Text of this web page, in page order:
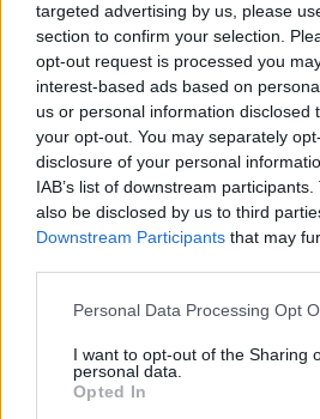
targeted advertising by us, please
section to confirm your selection.
opt-out request is processed you
interest-based ads based on
us or personal information disclosed
your opt-out. You may separately
disclosure of your personal
IAB’s list of downstream
also be disclosed by us to third
Downstream Participants that may
Please note that this website/app
not limited to your visit or usage
grant or deny consent to Google and
use your data for below specified
Personal Data Processing Opt
I want to opt-out of the Sharing
personal data.
Opted In
Prevenció
Hírek
Videók
Kisállatok egészsége
#allergia#influenza
#orvosmeteorológia#vérnyomás
#pajzsmirigy#reflux#ekcéma
Regisztráció
Izrael